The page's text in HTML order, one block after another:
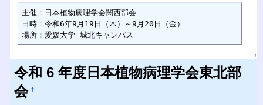
主催：⽇本植物病理学会関⻄部会
日時：令和6年9月19日（木）～9月20日（金）
場所：愛媛大学 城北キャンパス
↑
令和 6 年度日本植物病理学会東北部
会 †